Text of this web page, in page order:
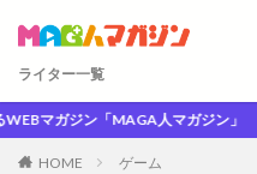
ライター一覧
ジン「MAGA人マガジン」
HOME ゲーム